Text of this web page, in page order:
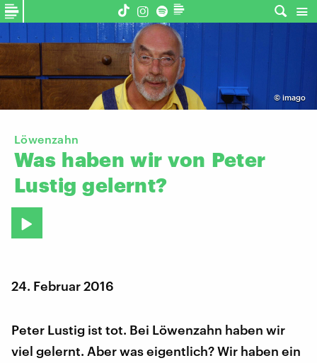
© imago
Löwenzahn
Was haben wir von Peter
Lustig gelernt?
24. Februar 2016
Peter Lustig ist tot. Bei Löwenzahn haben wir
viel gelernt. Aber was eigentlich? Wir haben ein